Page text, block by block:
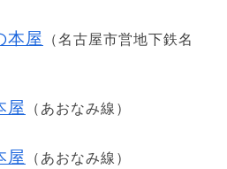
本屋
（名古屋市営地下鉄名
屋
（あおなみ線）
屋
（あおなみ線）